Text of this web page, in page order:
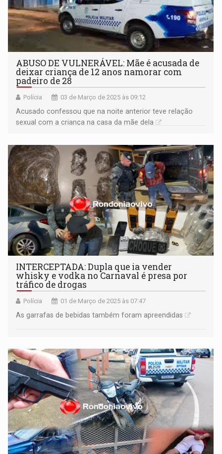
ABUSO DE VULNERÁVEL: Mãe é acusada de
deixar criança de 12 anos namorar com
padeiro de 28
Polícia 03 de Março de 2025 às 09:12
Acusado confessou que na noite anterior teve relação
sexual com a criança na casa da mãe dela
INTERCEPTADA: Dupla que ia vender
whisky e vodka no Carnaval é presa por
tráfico de drogas
Polícia 01 de Março de 2025 às 07:47
As garrafas de bebidas também foram apreendidas